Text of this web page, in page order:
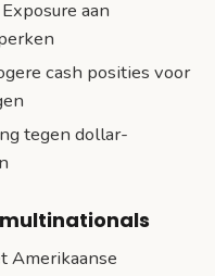
aan
cash posities voor
tegen dollar-
Amerikaanse